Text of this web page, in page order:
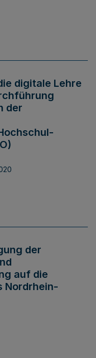
digitale Lehre
der
der
auf die
Nordrhein-